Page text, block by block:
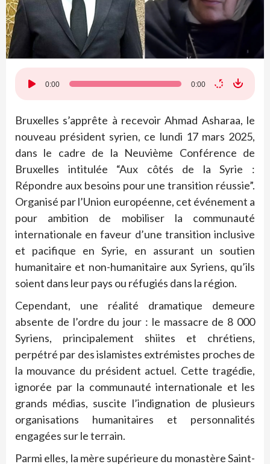
audio
0:00 0:00
Bruxelles s’apprête à recevoir Ahmad Asharaa, le
nouveau président syrien, ce lundi 17 mars 2025,
dans le cadre de la Neuvième Conférence de
Bruxelles intitulée “Aux côtés de la Syrie :
Répondre aux besoins pour une transition réussie”.
Organisé par l’Union européenne, cet événement a
pour ambition de mobiliser la communauté
internationale en faveur d’une transition inclusive
et pacifique en Syrie, en assurant un soutien
humanitaire et non-humanitaire aux Syriens, qu’ils
soient dans leur pays ou réfugiés dans la région.
Cependant, une réalité dramatique demeure
absente de l’ordre du jour : le massacre de 8 000
Syriens, principalement shiites et chrétiens,
perpétré par des islamistes extrémistes proches de
la mouvance du président actuel. Cette tragédie,
ignorée par la communauté internationale et les
grands médias, suscite l’indignation de plusieurs
organisations humanitaires et personnalités
engagées sur le terrain.
Parmi elles, la mère supérieure du monastère Saint-